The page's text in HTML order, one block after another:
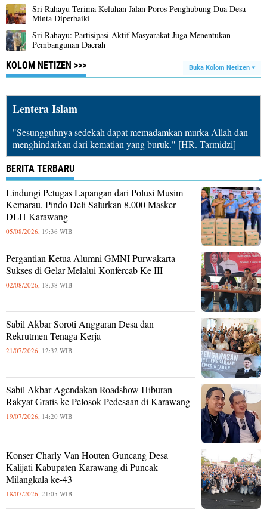
Sri Rahayu Terima Keluhan Jalan Poros Penghubung Dua Desa
Minta Diperbaiki ‎
Sri Rahayu: Partisipasi Aktif Masyarakat Juga Menentukan
Pembangunan Daerah
KOLOM NETIZEN >>>
Buka Kolom Netizen
Lentera Islam
"Sesungguhnya sedekah dapat memadamkan murka Allah dan
menghindarkan dari kematian yang buruk." [HR. Tarmidzi]
BERITA TERBARU
Lindungi Petugas Lapangan dari Polusi Musim
Kemarau, Pindo Deli Salurkan 8.000 Masker
DLH Karawang
05/08/2026, 19:36 WIB
Pergantian Ketua Alumni GMNI Purwakarta
Sukses di Gelar Melalui Konfercab Ke III
02/08/2026, 18:38 WIB
Sabil Akbar Soroti Anggaran Desa dan
Rekrutmen Tenaga Kerja
21/07/2026, 12:32 WIB
Sabil Akbar Agendakan Roadshow Hiburan
Rakyat Gratis ke Pelosok Pedesaan di Karawang
19/07/2026, 14:20 WIB
Konser Charly Van Houten Guncang Desa
Kalijati Kabupaten Karawang di Puncak
Milangkala ke-43
18/07/2026, 21:05 WIB